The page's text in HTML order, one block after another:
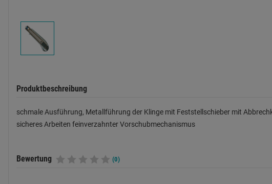
Produktbeschreibung
schmale Ausführung, Metallführung der Klinge mit Feststellschieber mit
sicheres Arbeiten feinverzahnter Vorschubmechanismus
Bewertung (0)